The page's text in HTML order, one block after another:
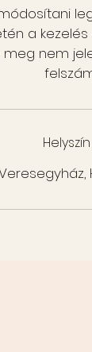
a kezelés
nem